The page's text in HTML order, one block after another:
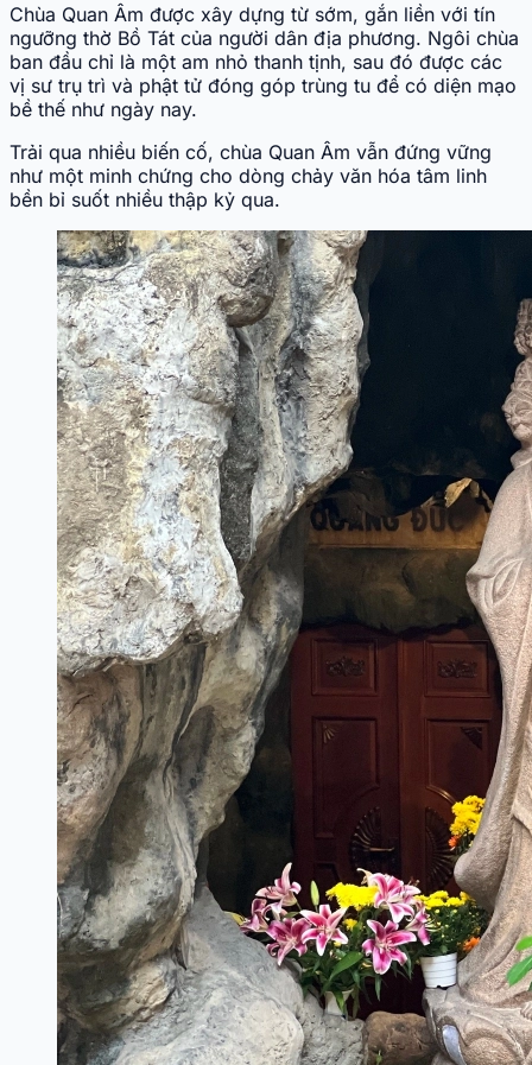
Chùa Quan Âm được xây dựng từ sớm, gắn liền với tín
ngưỡng thờ Bồ Tát của người dân địa phương. Ngôi chùa
ban đầu chỉ là một am nhỏ thanh tịnh, sau đó được các
vị sư trụ trì và phật tử đóng góp trùng tu để có diện mạo
bề thế như ngày nay.
Trải qua nhiều biến cố, chùa Quan Âm vẫn đứng vững
như một minh chứng cho dòng chảy văn hóa tâm linh
bền bỉ suốt nhiều thập kỷ qua.